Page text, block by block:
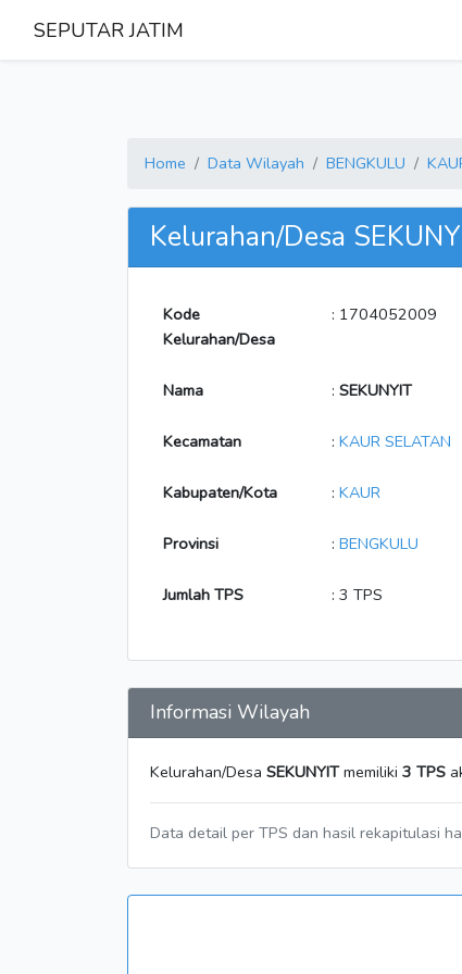
SEPUTAR JATIM
Home Data Wilayah BENGKULU
Kelurahan/Desa
Kode
Kelurahan/Desa
: 1704052009
Nama : SEKUNYIT
Kecamatan : KAUR SELATAN
Kabupaten/Kota : KAUR
Provinsi : BENGKULU
Jumlah TPS : 3 TPS
Informasi Wilayah
Kelurahan/Desa SEKUNYITmemiliki 3 TPS
Data detail per TPS dan hasil rekapitulasi